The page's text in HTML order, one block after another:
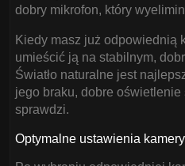
dobry mikrofon, który
Kiedy masz już odpowiednią
umieścić ją na stabilnym,
Światło naturalne jest
jego braku, dobre
sprawdzi.
Optymalne ustawienia kamery